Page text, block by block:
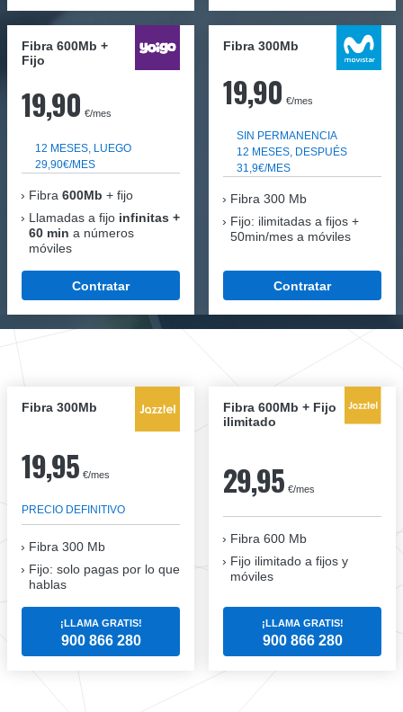
Fibra 600Mb +
Fijo
19,90 €/mes
12 MESES, LUEGO
29,90€/MES
Fibra 600Mb + fijo
Llamadas a fijo infinitas +
60 min a números
móviles
Contratar
Fibra 300Mb
19,90 €/mes
SIN PERMANENCIA
12 MESES, DESPUÉS
31,9€/MES
Fibra 300 Mb
Fijo: ilimitadas a fijos +
50min/mes a móviles
Contratar
Fibra 300Mb
19,95 €/mes
PRECIO DEFINITIVO
Fibra 300 Mb
Fijo: solo pagas por lo que
hablas
¡LLAMA GRATIS!
900 866 280
Fibra 600Mb + Fijo
ilimitado
29,95 €/mes
Fibra 600 Mb
Fijo ilimitado a fijos y
móviles
¡LLAMA GRATIS!
900 866 280